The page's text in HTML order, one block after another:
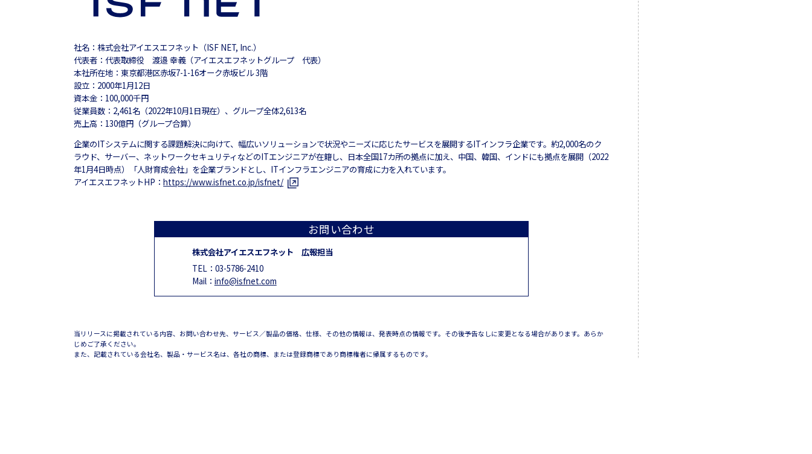
社名：株式会社アイエスエフネット（ISF NET, Inc.）
代表者：代表取締役 渡邉 幸義（アイエスエフネットグループ 代表）
本社所在地：東京都港区赤坂7-1-16オーク赤坂ビル 3階
設立：2000年1月12日
資本金：100,000千円
従業員数：2,461名（2022年10月1日現在）、グループ全体2,613名
売上高：130億円（グループ合算）
企業のITシステムに関する課題解決に向けて、幅広いソリューションで状況やニーズに応じたサービスを展開するITインフラ企業です。約2,000名のク
ラウド、サーバー、ネットワークセキュリティなどのITエンジニアが在籍し、日本全国17カ所の拠点に加え、中国、韓国、インドにも拠点を展開（2022
年1月4日時点）「人財育成会社」を企業ブランドとし、ITインフラエンジニアの育成に力を入れています。
アイエスエフネットHP：https://www.isfnet.co.jp/isfnet/
お問い合わせ
株式会社アイエスエフネット 広報担当
TEL： 03-5786-2410
Mail： info@isfnet.com
当リリースに掲載されている内容、お問い合わせ先、サービス／製品の価格、仕様、その他の情報は、発表時点の情報です。その後予告なしに変更となる場合があります。あらか
じめご了承ください。
また、記載されている会社名、製品・サービス名は、各社の商標、または登録商標であり商標権者に帰属するものです。